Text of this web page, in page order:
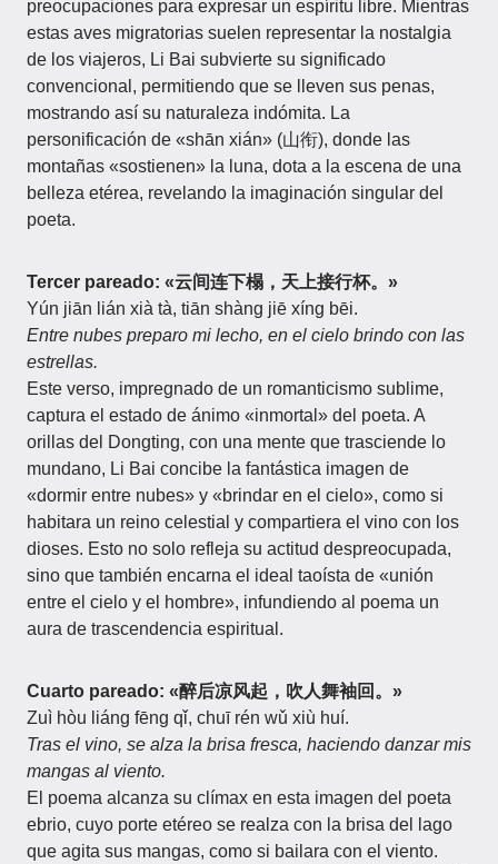
preocupaciones para expresar un espíritu libre. Mientras
estas aves migratorias suelen representar la nostalgia
de los viajeros, Li Bai subvierte su significado
convencional, permitiendo que se lleven sus penas,
mostrando así su naturaleza indómita. La
personificación de «shān xián» (山衔), donde las
montañas «sostienen» la luna, dota a la escena de una
belleza etérea, revelando la imaginación singular del
poeta.
Tercer pareado: «云间连下榻，天上接行杯。»
Yún jiān lián xià tà, tiān shàng jiē xíng bēi.
Entre nubes preparo mi lecho, en el cielo brindo con las
estrellas.
Este verso, impregnado de un romanticismo sublime,
captura el estado de ánimo «inmortal» del poeta. A
orillas del Dongting, con una mente que trasciende lo
mundano, Li Bai concibe la fantástica imagen de
«dormir entre nubes» y «brindar en el cielo», como si
habitara un reino celestial y compartiera el vino con los
dioses. Esto no solo refleja su actitud despreocupada,
sino que también encarna el ideal taoísta de «unión
entre el cielo y el hombre», infundiendo al poema un
aura de trascendencia espiritual.
Cuarto pareado: «醉后凉风起，吹人舞袖回。»
Zuì hòu liáng fēng qǐ, chuī rén wǔ xiù huí.
Tras el vino, se alza la brisa fresca, haciendo danzar mis
mangas al viento.
El poema alcanza su clímax en esta imagen del poeta
ebrio, cuyo porte etéreo se realza con la brisa del lago
que agita sus mangas, como si bailara con el viento.